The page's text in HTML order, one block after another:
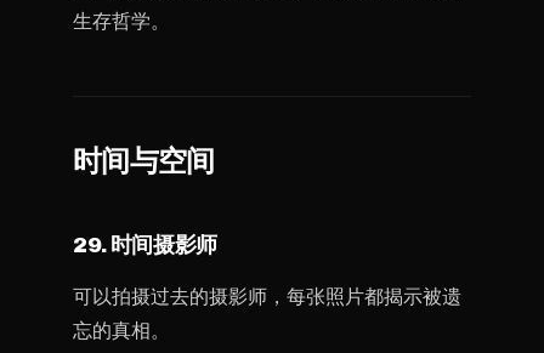
生存哲学。
时间与空间
29. 时间摄影师
可以拍摄过去的摄影师，每张照片都揭示被遗
忘的真相。